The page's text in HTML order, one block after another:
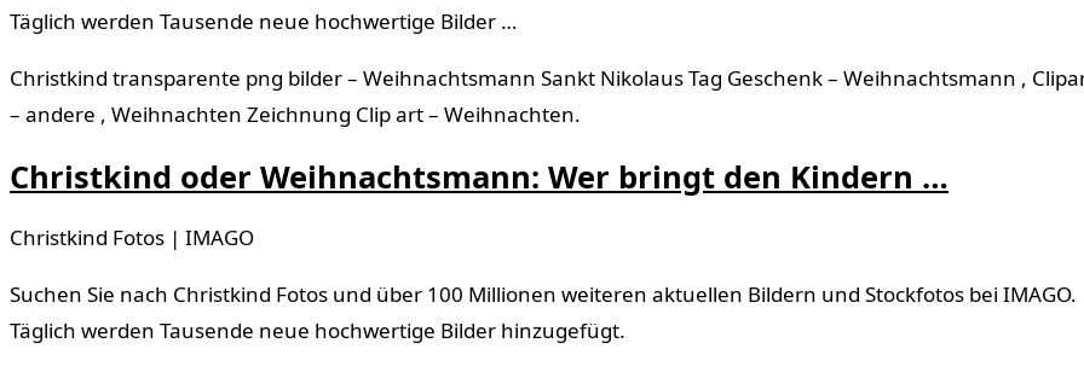
Täglich werden Tausende neue hochwertige Bilder …
Christkind transparente png bilder – Weihnachtsmann Sankt Nikolaus Tag Geschenk – Weihnachtsmann ,
– andere , Weihnachten Zeichnung Clip art – Weihnachten.
Christkind oder Weihnachtsmann: Wer bringt den Kindern …
Christkind Fotos | IMAGO
Suchen Sie nach Christkind Fotos und über 100 Millionen weiteren aktuellen Bildern und Stockfotos bei IMAGO.
Täglich werden Tausende neue hochwertige Bilder hinzugefügt.